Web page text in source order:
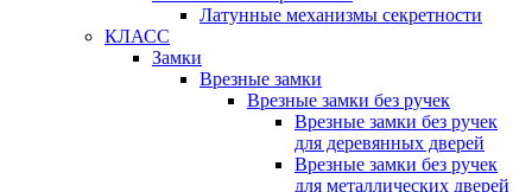
Латунные механизмы секретности
КЛАСС
Замки
Врезные замки
Врезные замки без ручек
Врезные замки без ручек
для деревянных дверей
Врезные замки без ручек
для металлических дверей